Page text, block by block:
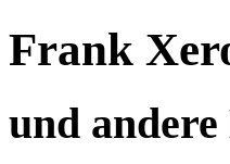
Frank
und